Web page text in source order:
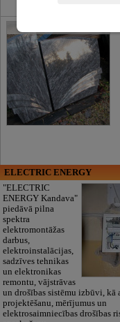
ELECTRIC ENERGY
"ELECTRIC
ENERGY Kandava"
piedāvā pilna
spektra
elektromontāžas
darbus,
elektroinstalācijas,
sadzīves tehnikas
un elektronikas
remontu, vājstrāvas
un drošības sistēmu izbūvi, kā
projektēšanu, mērījumus un
elektrosaimniecības drošības